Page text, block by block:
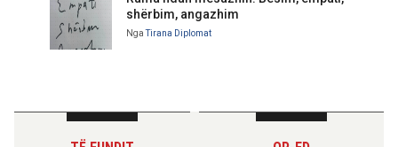
shërbim, angazhim
NgaTirana Diplomat